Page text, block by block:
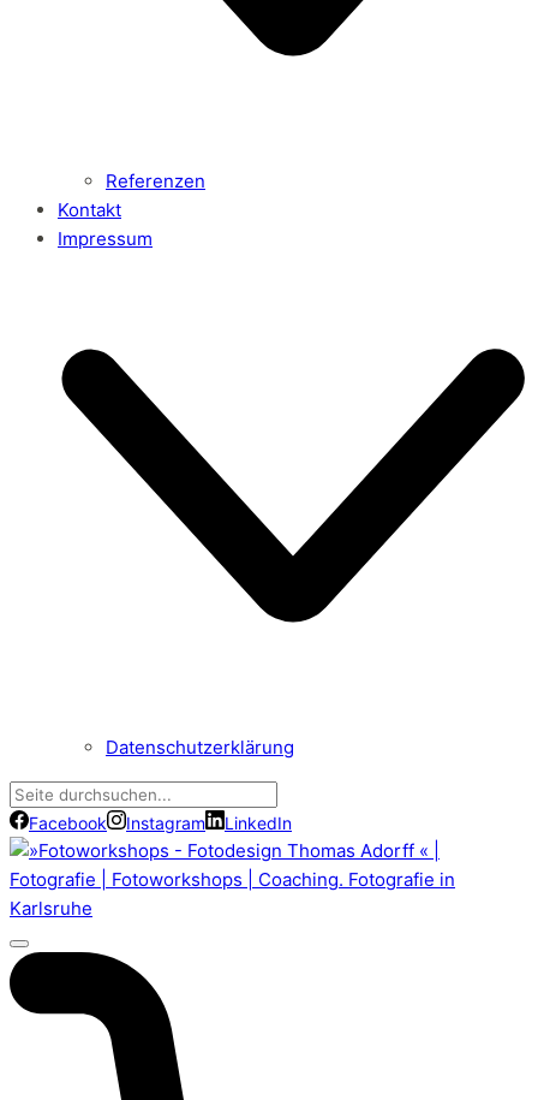
Referenzen
Kontakt
Impressum
Datenschutzerklärung
Facebook Instagram LinkedIn